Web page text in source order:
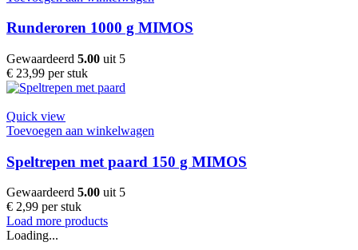
Runderoren 1000 g MIMOS
Gewaardeerd 5.00 uit 5
€ 23,99 per stuk
Quick view
Toevoegen aan winkelwagen
Speltrepen met paard 150 g MIMOS
Gewaardeerd 5.00 uit 5
€ 2,99 per stuk
Load more products
Loading...